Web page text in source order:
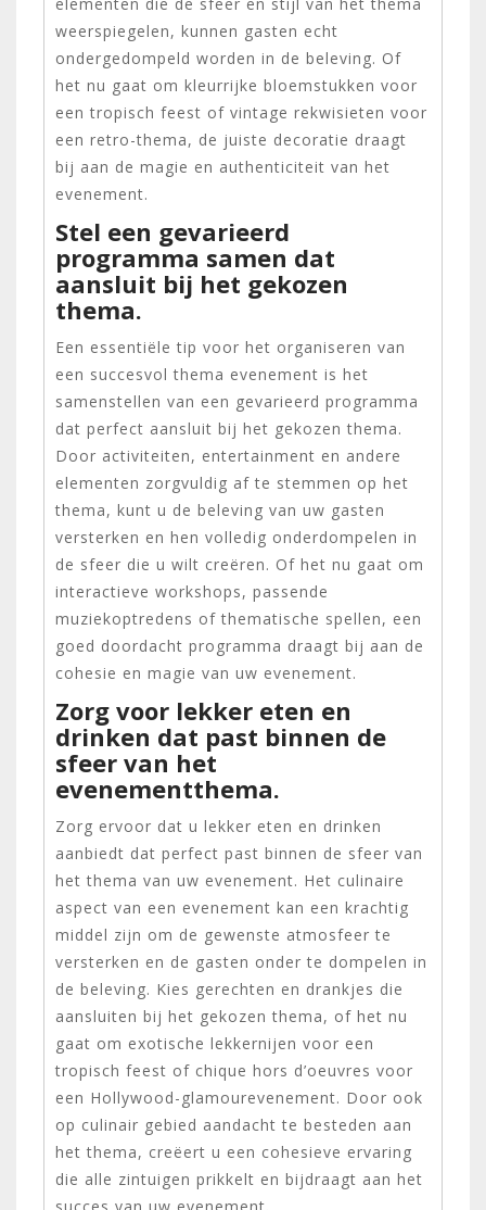
weerspiegelen, kunnen gasten echt
ondergedompeld worden in de beleving. Of
het nu gaat om kleurrijke bloemstukken voor
een tropisch feest of vintage rekwisieten voor
een retro-thema, de juiste decoratie draagt
bij aan de magie en authenticiteit van het
evenement.
Stel een gevarieerd
programma samen dat
aansluit bij het gekozen
thema.
Een essentiële tip voor het organiseren van
een succesvol thema evenement is het
samenstellen van een gevarieerd programma
dat perfect aansluit bij het gekozen thema.
Door activiteiten, entertainment en andere
elementen zorgvuldig af te stemmen op het
thema, kunt u de beleving van uw gasten
versterken en hen volledig onderdompelen in
de sfeer die u wilt creëren. Of het nu gaat om
interactieve workshops, passende
muziekoptredens of thematische spellen, een
goed doordacht programma draagt bij aan de
cohesie en magie van uw evenement.
Zorg voor lekker eten en
drinken dat past binnen de
sfeer van het
evenementthema.
Zorg ervoor dat u lekker eten en drinken
aanbiedt dat perfect past binnen de sfeer van
het thema van uw evenement. Het culinaire
aspect van een evenement kan een krachtig
middel zijn om de gewenste atmosfeer te
versterken en de gasten onder te dompelen in
de beleving. Kies gerechten en drankjes die
aansluiten bij het gekozen thema, of het nu
gaat om exotische lekkernijen voor een
tropisch feest of chique hors d’oeuvres voor
een Hollywood-glamourevenement. Door ook
op culinair gebied aandacht te besteden aan
het thema, creëert u een cohesieve ervaring
die alle zintuigen prikkelt en bijdraagt aan het